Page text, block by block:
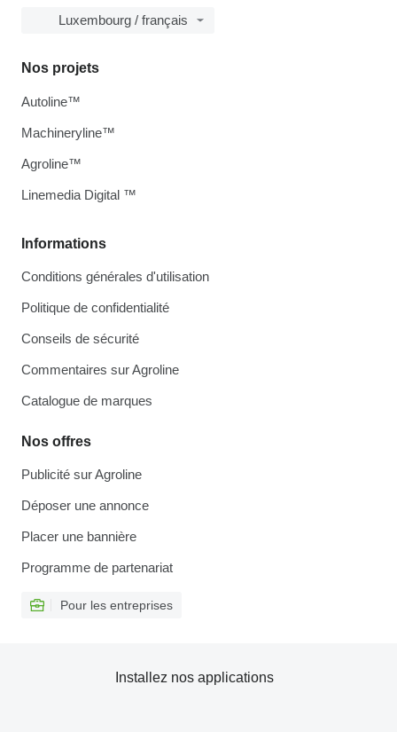
Luxembourg / français
Informations
Conditions générales d'utilisation
Politique de confidentialité
Conseils de sécurité
Commentaires sur Agroline
Catalogue de marques
Nos offres
Publicité sur Agroline
Déposer une annonce
Placer une bannière
Programme de partenariat
Pour les entreprises
Nos projets
Autoline™
Machineryline™
Agroline™
Linemedia Digital ™
Installez nos applications